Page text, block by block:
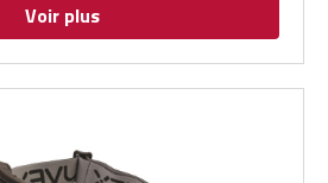
Voir plus